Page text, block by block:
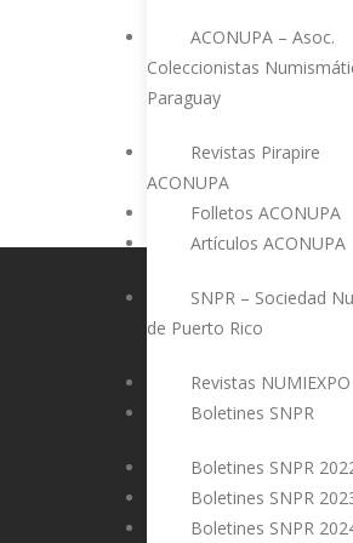
ACONUPA – Asoc.
Coleccionistas
Paraguay
Revistas Pirapire
ACONUPA
Folletos ACONUPA
Artículos ACONUPA
SNPR – Sociedad
de Puerto Rico
Revistas
Boletines SNPR
Boletines SNPR
Boletines SNPR
Boletines SNPR
Facebook
Twitter
Instagram